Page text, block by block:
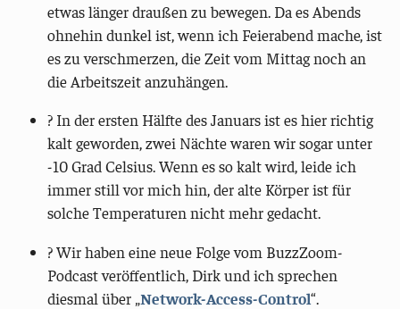
etwas länger draußen zu bewegen. Da es Abends
ohnehin dunkel ist, wenn ich Feierabend mache, ist
es zu verschmerzen, die Zeit vom Mittag noch an
die Arbeitszeit anzuhängen.
? In der ersten Hälfte des Januars ist es hier richtig
kalt geworden, zwei Nächte waren wir sogar unter
-10 Grad Celsius. Wenn es so kalt wird, leide ich
immer still vor mich hin, der alte Körper ist für
solche Temperaturen nicht mehr gedacht.
?️ Wir haben eine neue Folge vom BuzzZoom-
Podcast veröffentlich, Dirk und ich sprechen
diesmal über „Network-Access-Control“.